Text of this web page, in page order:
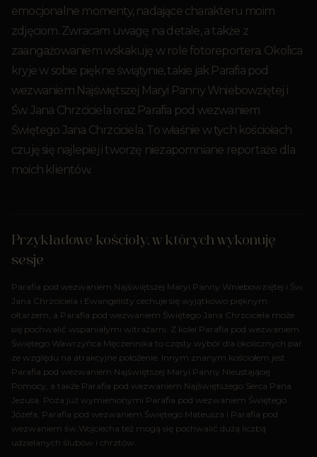
emocjonalne momenty, nadające charakteru moim
zdjęciom. Zwracam uwagę na detale, a także z
zaangażowaniem wskakuję w role fotoreportera. Okolica
kryje w sobie piękne świątynie, takie jak Parafia pod
wezwaniem Najświętszej Maryi Panny Wniebowziętej i
Św. Jana Chrzciciela oraz Parafia pod wezwaniem
Świętego Jana Chrzciciela. To właśnie w tych kościołach
czuję się najlepiej i tworzę niezapomniane reportaże dla
moich klientów.
Przykładowe kościoły, w których wykonuję
sesje
Parafia pod wezwaniem Najświętszej Maryi Panny Wniebowziętej i Św.
Jana Chrzciciela i Ewangelisty cechuje się wyjątkowo pięknym
ołtarzem, a Parafia pod wezwaniem Świętego Jana Chrzciciela może
się pochwalić wspaniałymi witrażami. Z kolei Parafia pod wezwaniem
Świętego Wawrzyńca Męczennika to częsty wybór dla okolicznych par
ze względu na atrakcyjne położenie. Innym znanym kościołem jest
Parafia pod wezwaniem Najświętszej Maryi Panny Nieustającej
Pomocy, a także Parafia pod wezwaniem Najświętszego Serca Pana
Jezusa. Poza już wymienionymi Parafia pod wezwaniem Świętego
Józefa, Parafia pod wezwaniem Świętego Mateusza i Parafia pod
wezwaniem św.Wojciecha też mogą się pochwalić dużą liczbą
udzielanych ślubów i chrztów.